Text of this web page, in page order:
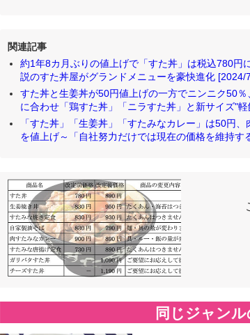
関連記事
約1年8カ月ぶりの値上げで「すた丼」は税込780円
説のすた丼屋がグランドメニューを豪快進化 [2024/
すた丼と生姜丼が50円値上げの一方でニンニク50
に合わせ「鶏すた丼」「ニラすた丼」と新サイズ"
「すた丼」「生姜丼」「すたみなカレー」は50円
を値上げ～「自社努力だけでは現在の価格を維持
同じジャン